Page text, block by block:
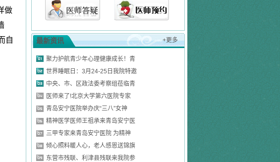
做
自
最新资讯 +更多
聚力护航青少年心理健康成长！青
世界睡眠日：3月24-25日我院特邀
中央、市、区政法委考察组莅临青
医师来了!北京大学第六医院专家
青岛安宁医院举办庆“三八”女神
精神医学医师王祖承来青岛安宁医
三甲专家来青岛安宁医院 为精神
倾心照料暖人心，老人感恩送锦旗
东营市残联、利津县残联来我院参